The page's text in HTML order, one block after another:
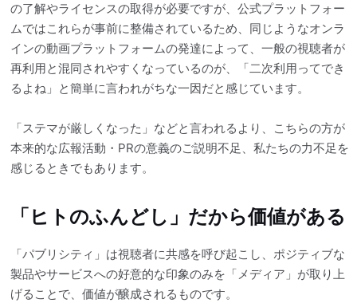
の了解やライセンスの取得が必要ですが、公式プラットフォー
ムではこれらが事前に整備されているため、同じようなオンラ
インの動画プラットフォームの発達によって、一般の視聴者が
再利用と混同されやすくなっているのが、「二次利用ってでき
るよね」と簡単に言われがちな一因だと感じています。
「ステマが厳しくなった」などと言われるより、こちらの方が
本来的な広報活動・PRの意義のご説明不足、私たちの力不足を
感じるときでもあります。
「ヒトのふんどし」だから価値がある
「パブリシティ」は視聴者に共感を呼び起こし、ポジティブな
製品やサービスへの好意的な印象のみを「メディア」が取り上
げることで、価値が醸成されるものです。